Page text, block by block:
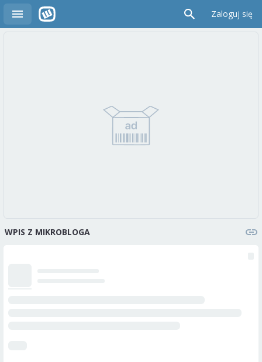
Zaloguj się
WPIS Z MIKROBLOGA